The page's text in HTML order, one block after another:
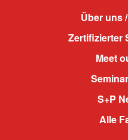
Über uns
Zertifizierter
Meet
S+P
Alle